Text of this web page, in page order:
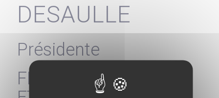
DESAULLE
Présidente
FÉDÉRATION DES